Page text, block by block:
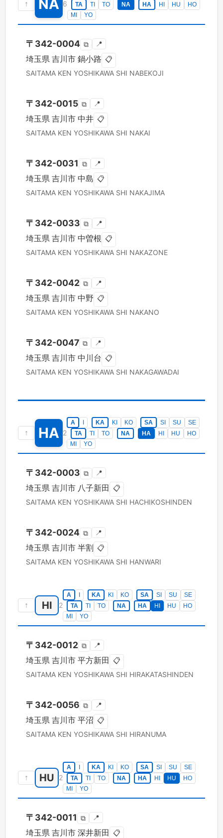
↑ NA 6 TA TI TO NA HA HI HU
HO
MI
YO
〒 342-0004 ⧉ 📍
埼玉県 吉川市 鍋小路 📋
SAITAMA KEN YOSHIKAWA SHI NABEKOJI
〒 342-0015 ⧉ 📍
埼玉県 吉川市 中井 📋
SAITAMA KEN YOSHIKAWA SHI NAKAI
〒 342-0031 ⧉ 📍
埼玉県 吉川市 中島 📋
SAITAMA KEN YOSHIKAWA SHI NAKAJIMA
〒 342-0033 ⧉ 📍
埼玉県 吉川市 中曽根 📋
SAITAMA KEN YOSHIKAWA SHI NAKAZONE
〒 342-0042 ⧉ 📍
埼玉県 吉川市 中野 📋
SAITAMA KEN YOSHIKAWA SHI NAKANO
〒 342-0047 ⧉ 📍
埼玉県 吉川市 中川台 📋
SAITAMA KEN YOSHIKAWA SHI NAKAGAWADAI
↑ HA 2
A KA KI KO SA SI SU
SE
TA
TI TO NA HA HI HU
HO
MI
YO
〒 342-0003 ⧉ 📍
埼玉県 吉川市 八子新田 📋
SAITAMA KEN YOSHIKAWA SHI HACHIKOSHINDEN
〒 342-0024 ⧉ 📍
埼玉県 吉川市 半割 📋
SAITAMA KEN YOSHIKAWA SHI HANWARI
↑ HI 2
A KA KI KO SA SI SU
SE
TA
TI TO NA HA HI HU
HO
MI
YO
〒 342-0012 ⧉ 📍
埼玉県 吉川市 平方新田 📋
SAITAMA KEN YOSHIKAWA SHI HIRAKATASHINDEN
〒 342-0056 ⧉ 📍
埼玉県 吉川市 平沼 📋
SAITAMA KEN YOSHIKAWA SHI HIRANUMA
↑ HU 2
A KA KI KO SA SI SU
SE
TA
TI TO NA HA HI HU
HO
MI
YO
〒 342-0011 ⧉ 📍
埼玉県 吉川市 深井新田 📋